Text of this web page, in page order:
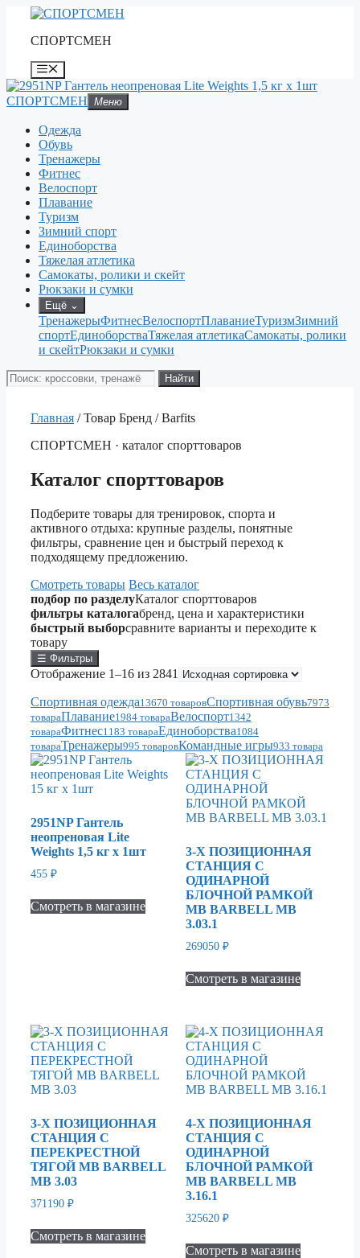
Перейти
содержимому
СПОРТСМЕН
Меню
СПОРТСМЕН Меню
Одежда
Обувь
Тренажеры
Фитнес
Велоспорт
Плавание
Туризм
Зимний спорт
Единоборства
Тяжелая атлетика
Самокаты, ролики и скейт
Рюкзаки и сумки
Ещё ⌄
ТренажерыФитнесВелоспортПлаваниеТуризмЗимний
спортЕдиноборстваТяжелая атлетикаСамокаты, ролики
и скейтРюкзаки и сумки
Поиск
товаров
Найти
Главная / Товар Бренд / Barfits
СПОРТСМЕН · каталог спорттоваров
Каталог спорттоваров
Подберите товары для тренировок, спорта и
активного отдыха: крупные разделы, понятные
фильтры, сравнение цен и быстрый переход к
подходящему предложению.
Смотреть товары Весь каталог
подбор по разделуКаталог спорттоваров
фильтры каталогабренд, цена и характеристики
быстрый выборсравните варианты и переходите к
товару
☰ Фильтры
Отображение 1–16 из 2841
Спортивная одежда13670 товаровСпортивная обувь7973
товараПлавание1984 товараВелоспорт1342
товараФитнес1183 товараЕдиноборства1084
товараТренажеры995 товаровКомандные игры933 товара
2951NP Гантель
неопреновая Lite
Weights 1,5 кг x 1шт
455 ₽
Смотреть в магазине
3-Х ПОЗИЦИОННАЯ
СТАНЦИЯ С
ОДИНАРНОЙ
БЛОЧНОЙ РАМКОЙ
MB BARBELL MB
3.03.1
269050₽
Смотреть в магазине
3-Х ПОЗИЦИОННАЯ
СТАНЦИЯ С
ПЕРЕКРЕСТНОЙ
ТЯГОЙ МВ BARBELL
MB 3.03
371190 ₽
Смотреть в магазине
4-Х ПОЗИЦИОННАЯ
СТАНЦИЯ С
ОДИНАРНОЙ
БЛОЧНОЙ РАМКОЙ
МВ BARBELL MB
3.16.1
325620₽
Смотреть в магазине